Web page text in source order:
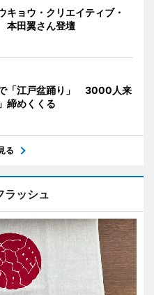
キョウ・クリエイティブ・
本田翼さん登壇
「江戸盆踊り」 3000人来
締めくくる
る
ラッシュ